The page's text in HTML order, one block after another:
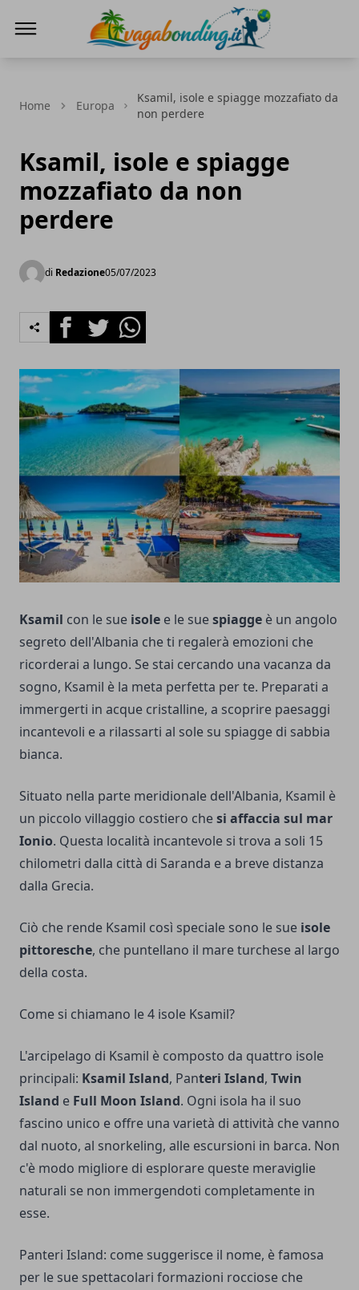
Home Europa
Ksamil, isole e spiagge mozzafiato da
non perdere
Ksamil, isole e spiagge
mozzafiato da non
perdere
di Redazione05/07/2023
FacebookTwitterWhatsapp
Ksamil con le sue isole e le suespiagge è un angolo
segreto dell'Albania che ti regalerà emozioni che
ricorderai a lungo. Se stai cercando una vacanza da
sogno, Ksamil è la meta perfetta per te. Preparati a
immergerti in acque cristalline, a scoprire paesaggi
incantevoli e a rilassarti al sole su spiagge di sabbia
bianca.
Situato nella parte meridionale dell'Albania, Ksamil è
un piccolo villaggio costiero chesi affaccia sul mar
Ionio. Questa località incantevole si trova a soli 15
chilometri dalla città di Saranda e a breve distanza
dalla Grecia.
Ciò che rende Ksamil così speciale sono le sue isole
pittoresche, che puntellano il mare turchese al largo
della costa.
Come si chiamano le 4 isole Ksamil?
L'arcipelago di Ksamil è composto da quattro isole
principali: Ksamil Island, Panteri Island, Twin
Island e Full Moon Island. Ogni isola ha il suo
fascino unico e offre una varietà di attività che vanno
dal nuoto, al snorkeling, alle escursioni in barca. Non
c'è modo migliore di esplorare queste meraviglie
naturali se non immergendoti completamente in
esse.
Panteri Island: come suggerisce il nome, è famosa
per le sue spettacolari formazioni rocciose che